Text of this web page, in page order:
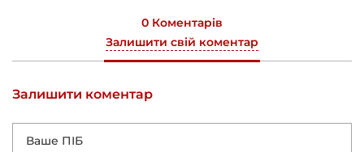
0 Коментарів
Залишити свій коментар
Залишити коментар